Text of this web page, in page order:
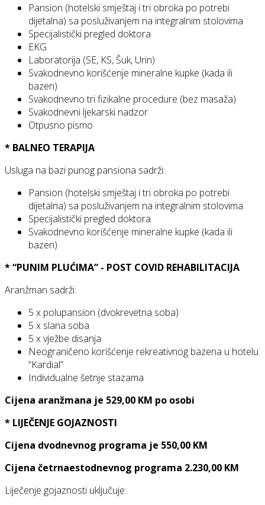
Pansion (hotelski smještaj i tri obroka po potrebi
dijetalna) sa posluživanjem na integralnim stolovima
Specijalistički pregled doktora
EKG
Laboratorija (SE, KS, Šuk, Urin)
Svakodnevno korišćenje mineralne kupke (kada ili
bazen)
Svakodnevno tri fizikalne procedure (bez masaža)
Svakodnevni ljekarski nadzor
Otpusno pismo
* BALNEO TERAPIJA
Usluga na bazi punog pansiona sadrži:
Pansion (hotelski smještaj i tri obroka po potrebi
dijetalna) sa posluživanjem na integralnim stolovima
Specijalistički pregled doktora
Svakodnevno korišćenje mineralne kupke (kada ili
bazen)
* “PUNIM PLUĆIMA” - POST COVID REHABILITACIJA
Aranžman sadrži:
5 x polupansion (dvokrevetna soba)
5 x slana soba
5 x vježbe disanja
Neograničeno korišćenje rekreativnog bazena u hotelu
“Kardial”
Individualne šetnje stazama
Cijena aranžmana je 529,00 KM po osobi
* LIJEČENJE GOJAZNOSTI
Cijena dvodnevnog programa je 550,00 KM
Cijena četrnaestodnevnog programa 2.230,00 KM
Liječenje gojaznosti uključuje: